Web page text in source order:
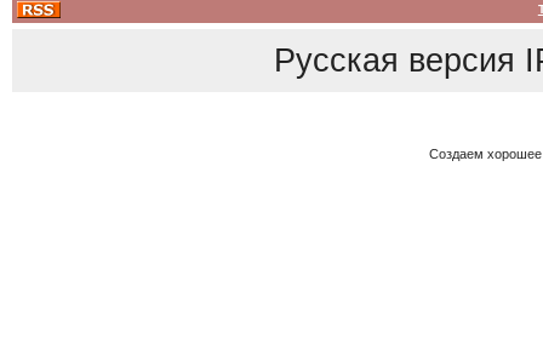
Русская версия
Создаем